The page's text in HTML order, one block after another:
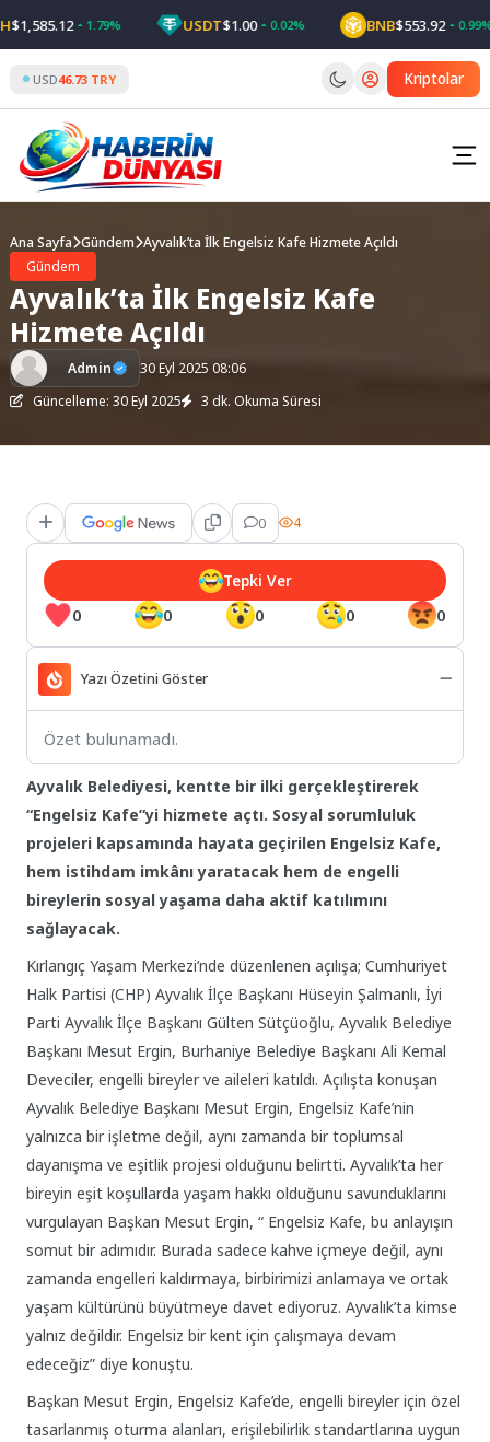
to
content
1.79% USDT$1.00 0.02% BNB$553.92 0.99%
USD46.73 TRY Kriptolar
Ana Sayfa Gündem Ayvalık’ta İlk Engelsiz Kafe Hizmete Açıldı
Gündem
Ayvalık’ta İlk Engelsiz Kafe
Hizmete Açıldı
Admin
30 Eyl 2025 08:06
Güncelleme: 30 Eyl 2025
3 dk. Okuma Süresi
0 4
0 0 0 0 0
Tepki Ver
Yazı Özetini Göster
Özet bulunamadı.
Ayvalık Belediyesi, kentte bir ilki gerçekleştirerek
“Engelsiz Kafe”yi hizmete açtı. Sosyal sorumluluk
projeleri kapsamında hayata geçirilen Engelsiz Kafe,
hem istihdam imkânı yaratacak hem de engelli
bireylerin sosyal yaşama daha aktif katılımını
sağlayacak.
Kırlangıç Yaşam Merkezi’nde düzenlenen açılışa; Cumhuriyet
Halk Partisi (CHP) Ayvalık İlçe Başkanı Hüseyin Şalmanlı, İyi
Parti Ayvalık İlçe Başkanı Gülten Sütçüoğlu, Ayvalık Belediye
Başkanı Mesut Ergin, Burhaniye Belediye Başkanı Ali Kemal
Deveciler, engelli bireyler ve aileleri katıldı. Açılışta konuşan
Ayvalık Belediye Başkanı Mesut Ergin, Engelsiz Kafe’nin
yalnızca bir işletme değil, aynı zamanda bir toplumsal
dayanışma ve eşitlik projesi olduğunu belirtti. Ayvalık’ta her
bireyin eşit koşullarda yaşam hakkı olduğunu savunduklarını
vurgulayan Başkan Mesut Ergin, “ Engelsiz Kafe, bu anlayışın
somut bir adımıdır. Burada sadece kahve içmeye değil, aynı
zamanda engelleri kaldırmaya, birbirimizi anlamaya ve ortak
yaşam kültürünü büyütmeye davet ediyoruz. Ayvalık’ta kimse
yalnız değildir. Engelsiz bir kent için çalışmaya devam
edeceğiz” diye konuştu.
Başkan Mesut Ergin, Engelsiz Kafe’de, engelli bireyler için özel
tasarlanmış oturma alanları, erişilebilirlik standartlarına uygun